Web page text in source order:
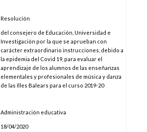
Resolución
del consejero de Educación, Universidad e
Investigación por la que se aprueban con
carácter extraordinario instrucciones, debido a
la epidemia del Covid 19, para evaluar el
aprendizaje de los alumnos de las enseñanzas
elementales y profesionales de música y danza
de las Illes Balears para el curso 2019-20
Administración educativa
18/04/2020